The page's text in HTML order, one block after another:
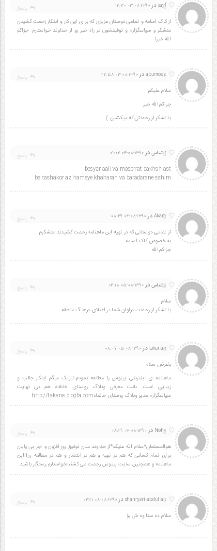
6
sayf در ۱۳۹۰-۰۸-۰۳ ۱۲:۳۰
از کاک اسامه و تمامی دوستان عزیزی که برای این کار و ابتکار زحمت کشیدن
متشکر و سپاسگزارم و توفیقشون در راه خیر رو از خداوند خواستارم. جزاکم
الله خیرا
پاسخ
7
abumoez در ۱۳۹۰-۰۸-۰۳ ۲۲:۵۸
سلام علیکم
جراکم الله خیر
با تشکر از رحماتی که میکشین :}
پاسخ
8
ناشناس در ۱۳۹۰-۰۸-۰۴ ۰۱:۰۲
besyar aali va moserrat bakhsh ast
ba tashakor az hameye khaharan va baradarane sahim
پاسخ
8
Akam در ۱۳۹۰-۰۸-۰۴ ۰۸:۴۹
از تمامی دوستانی که در تهیه این ماهنامه زحمت کشیدند متشکرم
به خصوص کاک اسامه
جزاکم الله
پاسخ
8
ناشناس در ۱۳۹۰-۰۸-۰۵ ۰۴:۱۸
سلام
با تشکر از زحمات فراوان شما در اعتلای فرهنگ منطقه
پاسخ
6
takanah در ۱۳۹۰-۰۸-۰۵ ۰۸:۰۷
باعرض سلام
ماهنامه ی اینترنتی پینوس را مطالعه نمودم؛تبریک میگم ابتکار جالب و
زیبایی است. بابت معرفی وبلاگ روستای خانقاه هم بی نهایت
سپاسگزارم.مدیر وبلاگ روستای خانقاهhttp://takana.blogfa.com
پاسخ
8
Noha در ۱۳۹۰-۰۸-۰۶ ۰۸:۲۹
هوالمستعان*سلام الله علیکم*از خداوند منان توفیق روز افزون و اجر بی پایان
برای تمام کسانی که هم در تهیه و هم در انتشار و هم در مطالعه ی!!این
ماهنامه و همچنین سایت پینوس زحمت می کشند؛خواستارم.رستگار باشید.
پاسخ
7
shahryari-abdullah در ۱۳۹۰-۰۸-۰۸ ۰۳:۱۱
سلام ده ستا وه ش بؤ
پاسخ